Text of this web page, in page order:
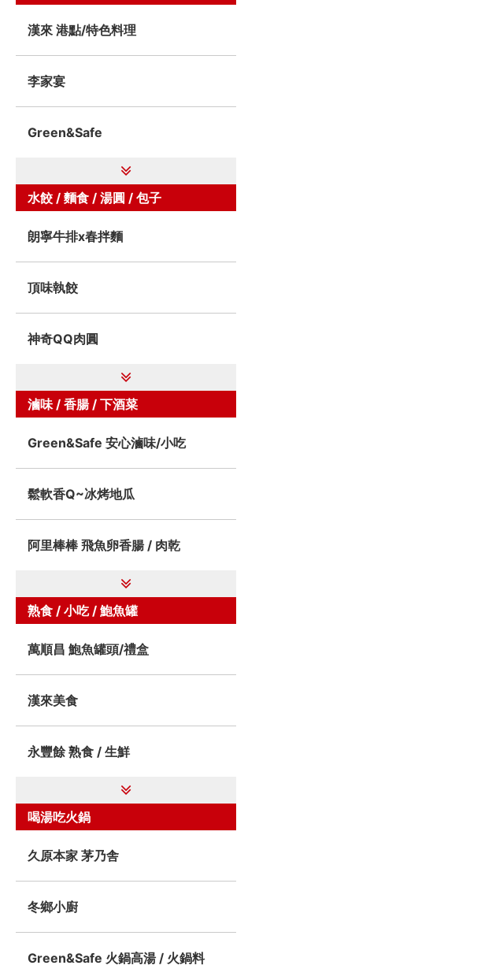
漢來 港點/特色料理
李家宴
Green&Safe
水餃 / 麵食 / 湯圓 / 包子
朗寧牛排x春拌麵
頂味執餃
神奇QQ肉圓
滷味 / 香腸 / 下酒菜
Green&Safe 安心滷味/小吃
鬆軟香Q~冰烤地瓜
阿里棒棒 飛魚卵香腸 / 肉乾
熟食 / 小吃 / 鮑魚罐
萬順昌 鮑魚罐頭/禮盒
漢來美食
永豐餘 熟食 / 生鮮
喝湯吃火鍋
久原本家 茅乃舎
冬鄉小廚
Green&Safe 火鍋高湯 / 火鍋料